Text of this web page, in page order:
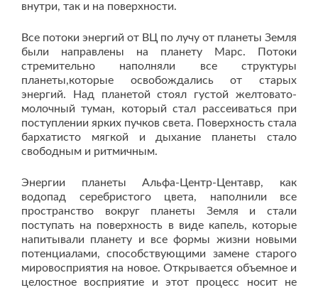
внутри, так и на поверхности.
Все потоки энергий от ВЦ по лучу от планеты Земля
были направлены на планету Марс. Потоки
стремительно наполняли все структуры
планеты,которые освобождались от старых
энергий. Над планетой стоял густой желтовато-
молочный туман, который стал рассеиваться при
поступлении ярких пучков света. Поверхность стала
бархатисто мягкой и дыхание планеты стало
свободным и ритмичным.
Энергии планеты Альфа-Центр-Центавр, как
водопад серебристого цвета, наполнили все
пространство вокруг планеты Земля и стали
поступать на поверхность в виде капель, которые
напитывали планету и все формы жизни новыми
потенциалами, способствующими замене старого
мировосприятия на новое. Открывается объемное и
целостное восприятие и этот процесс носит не